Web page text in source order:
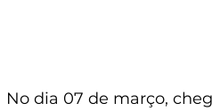
No dia 07 de março,